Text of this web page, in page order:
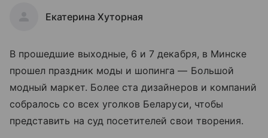
Екатерина Хуторная
В прошедшие выходные, 6 и 7 декабря, в Минске
прошел праздник моды и шопинга — Большой
модный маркет. Более ста дизайнеров и компаний
собралось со всех уголков Беларуси, чтобы
представить на суд посетителей свои творения.